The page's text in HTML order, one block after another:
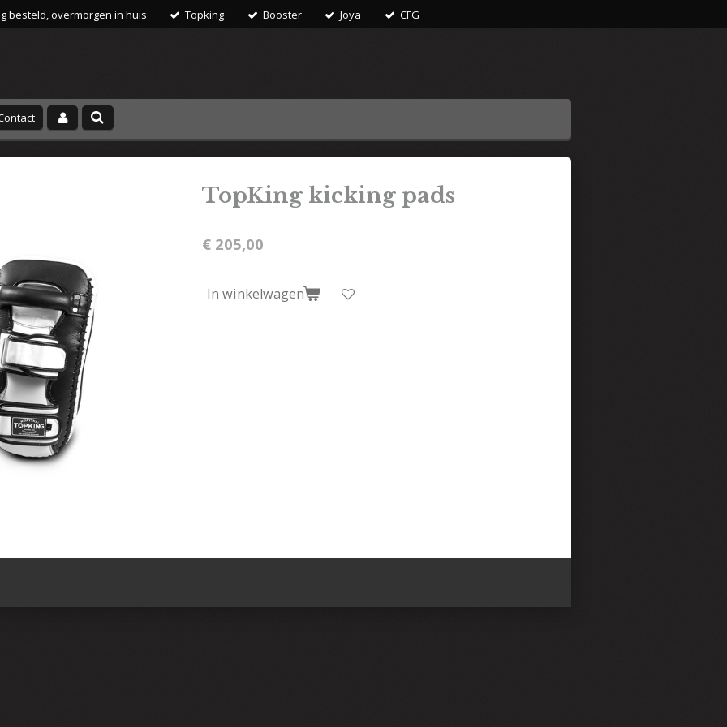
besteld, overmorgen in huis Topking Booster Joya CFG
TopKing kicking pads
€ 205,00
In winkelwagen